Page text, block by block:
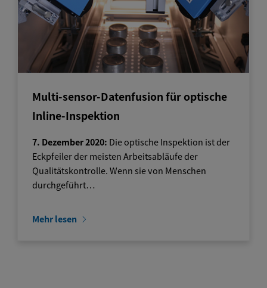
Multi-sensor-Datenfusion für optische
Inline-Inspektion
7. Dezember 2020: Die optische Inspektion ist der
Eckpfeiler der meisten Arbeitsabläufe der
Qualitätskontrolle. Wenn sie von Menschen
durchgeführt…
Mehr lesen